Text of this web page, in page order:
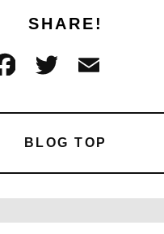
SHARE!
F
c
e
b
o
o
T
it
te
r
ai
BLOG TOP